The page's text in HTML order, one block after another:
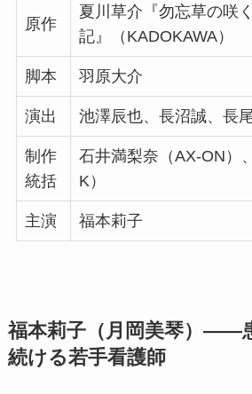
原作
夏川草介『勿忘草の咲
記』（KADOKAWA）
脚本 羽原大介
演出 池澤辰也、長沼誠、長
制作
統括
石井満梨奈（AX-ON）
K）
主演 福本莉子
福本莉子（月岡美琴）——
続ける若手看護師